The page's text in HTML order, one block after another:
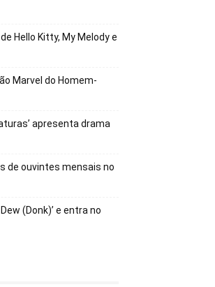
Hello Kitty, My Melody e
Marvel do Homem-
apresenta drama
de ouvintes mensais no
(Donk)’ e entra no